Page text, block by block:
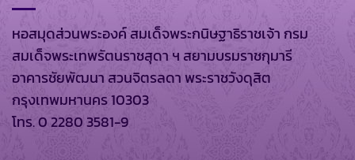
หอสมุดส่วนพระองค์ สมเด็จพระกนิษฐาธิราชเจ้า กรม
สมเด็จพระเทพรัตนราชสุดา ฯ สยามบรมราชกุมารี
อาคารชัยพัฒนา สวนจิตรลดา พระราชวังดุสิต
กรุงเทพมหานคร 10303
โทร. 0 2280 3581-9